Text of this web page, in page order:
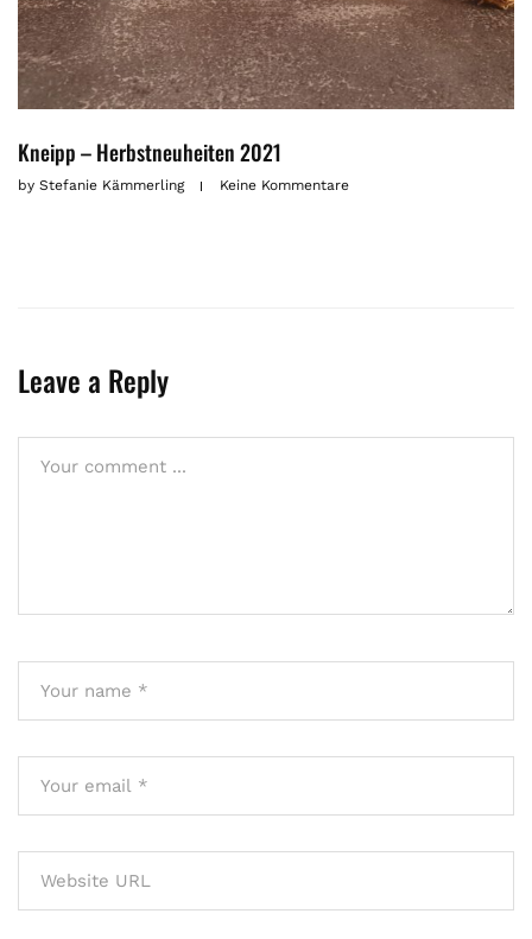
Kneipp – Herbstneuheiten 2021
by Stefanie Kämmerling Keine Kommentare
Leave a Reply